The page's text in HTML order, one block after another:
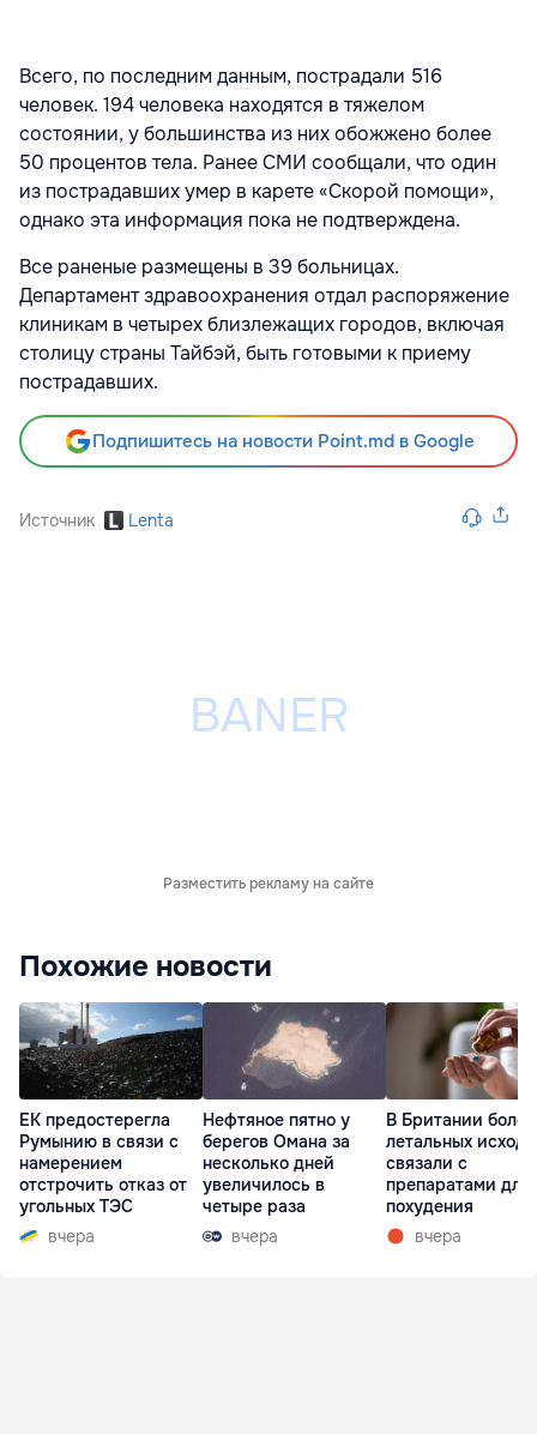
Всего, по последним данным, пострадали 516
человек. 194 человека находятся в тяжелом
состоянии, у большинства из них обожжено более
50 процентов тела. Ранее СМИ сообщали, что один
из пострадавших умер в карете «Скорой помощи»,
однако эта информация пока не подтверждена.
Все раненые размещены в 39 больницах.
Департамент здравоохранения отдал распоряжение
клиникам в четырех близлежащих городов, включая
столицу страны Тайбэй, быть готовыми к приему
пострадавших.
Подпишитесь на новости Point.md в Google
Источник Lenta
Разместить рекламу на сайте
Похожие новости
ЕК предостерегла
Румынию в связи с
намерением
отстрочить отказ от
угольных ТЭС
вчера
Нефтяное пятно у
берегов Омана за
несколько дней
увеличилось в
четыре раза
вчера
В Британии
летальных
связали с
препаратами для
похудения
вчера